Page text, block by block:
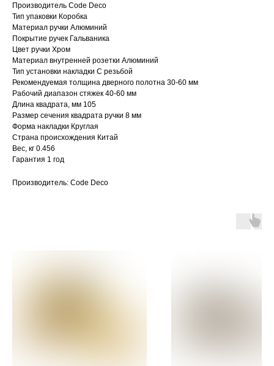
Производитель Code Deco
Тип упаковки Коробка
Материал ручки Алюминий
Покрытие ручек Гальваника
Цвет ручки Хром
Материал внутренней розетки Алюминий
Тип установки накладки С резьбой
Рекомендуемая толщина дверного полотна 30-60 мм
Рабочий диапазон стяжек 40-60 мм
Длина квадрата, мм 105
Размер сечения квадрата ручки 8 мм
Форма накладки Круглая
Страна происхождения Китай
Вес, кг 0.456
Гарантия 1 год
Производитель: Code Deco